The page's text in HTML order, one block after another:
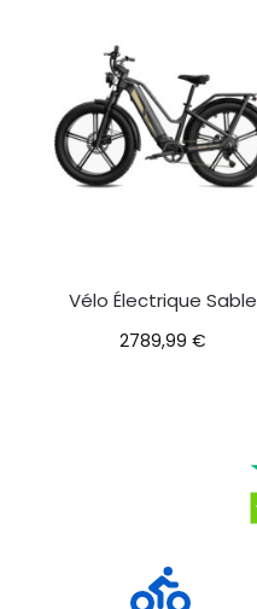
Vélo Électrique Sable
2789,99 €